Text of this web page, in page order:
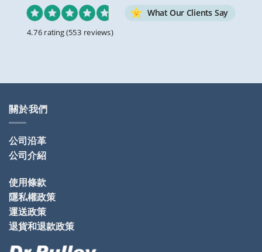
What Our Clients Say
4.76 rating(553 reviews)
關於我們
公司沿革
公司介紹
使用條款
隱私權政策
運送政策
退貨和退款政策